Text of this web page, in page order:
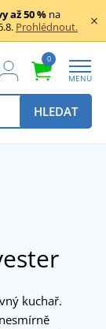
až 50 % na
Prohlédnout.
0
MENU
HLEDAT
kuchař.